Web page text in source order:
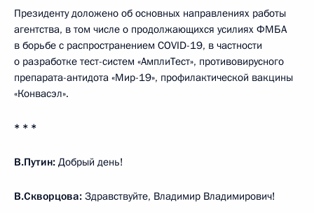
Президенту доложено об основных направлениях работы
агентства, в том числе о продолжающихся усилиях ФМБА
в борьбе с распространением COVID-19, в частности
о разработке тест-систем «АмплиТест», противовирусного
препарата-антидота «Мир-19», профилактической вакцины
«Конвасэл».
* * *
В.Путин: Добрый день!
В.Скворцова: Здравствуйте, Владимир Владимирович!